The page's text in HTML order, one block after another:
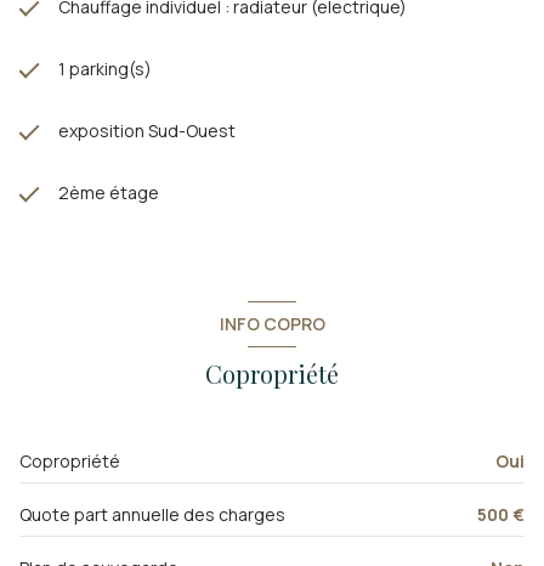
Chauffage individuel : radiateur (electrique)
1 parking(s)
exposition Sud-Ouest
2ème étage
INFO COPRO
Copropriété
Copropriété Oui
Quote part annuelle des charges 500 €